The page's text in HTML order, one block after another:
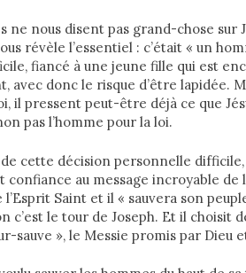
ne nous disent pas grand-chose sur
révèle l’essentiel : c’était « un
fiancé à une jeune fille qui est
avec donc le risque d’être lapidée.
il pressent peut-être déjà ce que
pas l’homme pour la loi.
cette décision personnelle
confiance au message incroyable
Saint et il « sauvera son
c’est le tour de Joseph. Et il
sauve », le Messie promis par Dieu